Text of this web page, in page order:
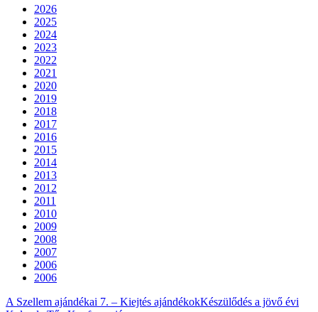
2026
2025
2024
2023
2022
2021
2020
2019
2018
2017
2016
2015
2014
2013
2012
2011
2010
2009
2008
2007
2006
2006
A Szellem ajándékai 7. – Kiejtés ajándékokKészülődés a jövő évi